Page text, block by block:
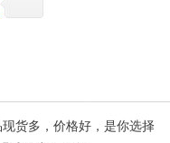
货多，价格好，是你选择